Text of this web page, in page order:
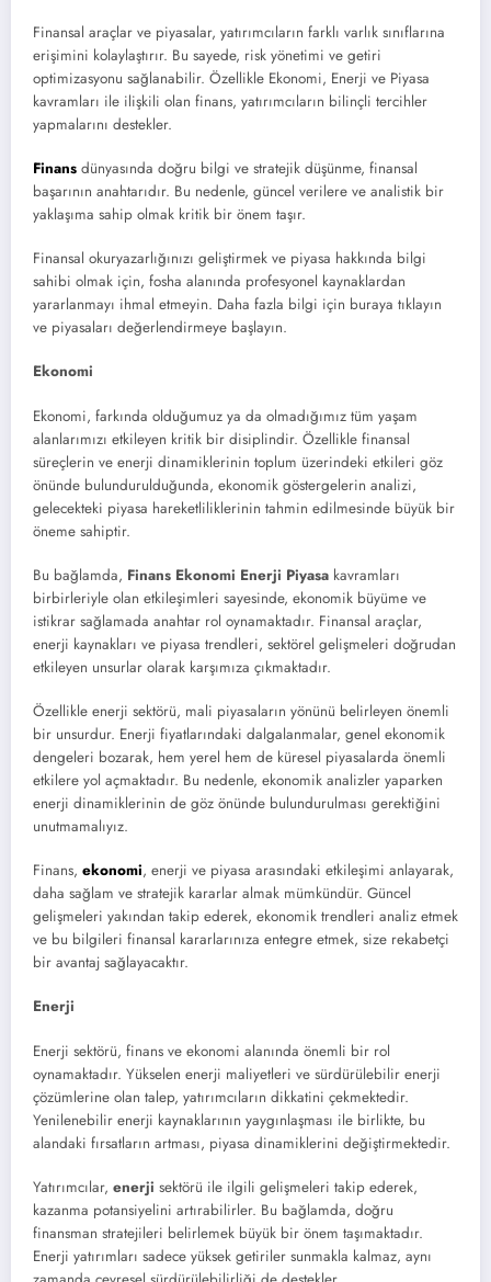
Finansal araçlar ve piyasalar, yatırımcıların farklı varlık sınıflarına
erişimini kolaylaştırır. Bu sayede, risk yönetimi ve getiri
optimizasyonu sağlanabilir. Özellikle Ekonomi, Enerji ve Piyasa
kavramları ile ilişkili olan finans, yatırımcıların bilinçli tercihler
yapmalarını destekler.
Finans dünyasında doğru bilgi ve stratejik düşünme, finansal
başarının anahtarıdır. Bu nedenle, güncel verilere ve analistik bir
yaklaşıma sahip olmak kritik bir önem taşır.
Finansal okuryazarlığınızı geliştirmek ve piyasa hakkında bilgi
sahibi olmak için, fosha alanında profesyonel kaynaklardan
yararlanmayı ihmal etmeyin. Daha fazla bilgi için buraya tıklayın
ve piyasaları değerlendirmeye başlayın.
Ekonomi
Ekonomi, farkında olduğumuz ya da olmadığımız tüm yaşam
alanlarımızı etkileyen kritik bir disiplindir. Özellikle finansal
süreçlerin ve enerji dinamiklerinin toplum üzerindeki etkileri göz
önünde bulundurulduğunda, ekonomik göstergelerin analizi,
gelecekteki piyasa hareketliliklerinin tahmin edilmesinde büyük bir
öneme sahiptir.
Bu bağlamda, Finans Ekonomi Enerji Piyasa kavramları
birbirleriyle olan etkileşimleri sayesinde, ekonomik büyüme ve
istikrar sağlamada anahtar rol oynamaktadır. Finansal araçlar,
enerji kaynakları ve piyasa trendleri, sektörel gelişmeleri doğrudan
etkileyen unsurlar olarak karşımıza çıkmaktadır.
Özellikle enerji sektörü, mali piyasaların yönünü belirleyen önemli
bir unsurdur. Enerji fiyatlarındaki dalgalanmalar, genel ekonomik
dengeleri bozarak, hem yerel hem de küresel piyasalarda önemli
etkilere yol açmaktadır. Bu nedenle, ekonomik analizler yaparken
enerji dinamiklerinin de göz önünde bulundurulması gerektiğini
unutmamalıyız.
Finans, ekonomi, enerji ve piyasa arasındaki etkileşimi anlayarak,
daha sağlam ve stratejik kararlar almak mümkündür. Güncel
gelişmeleri yakından takip ederek, ekonomik trendleri analiz etmek
ve bu bilgileri finansal kararlarınıza entegre etmek, size rekabetçi
bir avantaj sağlayacaktır.
Enerji
Enerji sektörü, finans ve ekonomi alanında önemli bir rol
oynamaktadır. Yükselen enerji maliyetleri ve sürdürülebilir enerji
çözümlerine olan talep, yatırımcıların dikkatini çekmektedir.
Yenilenebilir enerji kaynaklarının yaygınlaşması ile birlikte, bu
alandaki fırsatların artması, piyasa dinamiklerini değiştirmektedir.
Yatırımcılar, enerji sektörü ile ilgili gelişmeleri takip ederek,
kazanma potansiyelini artırabilirler. Bu bağlamda, doğru
finansman stratejileri belirlemek büyük bir önem taşımaktadır.
Enerji yatırımları sadece yüksek getiriler sunmakla kalmaz, aynı